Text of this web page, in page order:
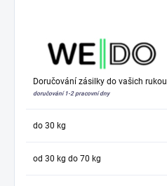
Doručování zásilky do vašich rukou
doručování 1-2 pracovní dny
do 30 kg
od 30 kg do 70 kg